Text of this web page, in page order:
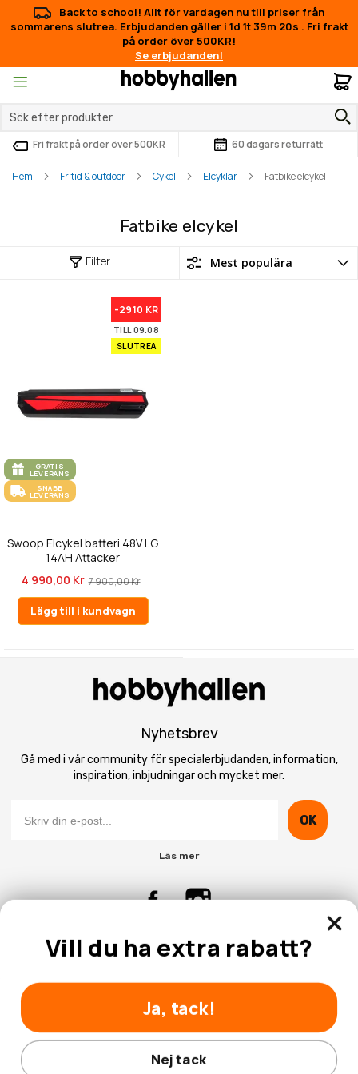
Back to school! Allt för vardagen nu till priser från
sommarens slutrea. Erbjudanden gäller i 1d 1t 39m 20s . Fri frakt
på order över 500KR!
Se erbjudanden!
Fri frakt på order över 500KR 60 dagars returrätt
Hem Fritid & outdoor Cykel Elcyklar Fatbike elcykel
Fatbike elcykel
Filter
-2910 KR
TILL 09.08
SLUTREA
GRATIS
LEVERANS
SNABB
LEVERANS
Swoop Elcykel batteri 48V LG
14AH Attacker
4 990,00 Kr 7 900,00 Kr
Lägg till i kundvagn
Nyhetsbrev
Gå med i vår community för specialerbjudanden, information,
inspiration, inbjudningar och mycket mer.
OK
Läs mer
Kontakta Oss
Kundtjänst
Vill du ha extra rabatt?
Ja, tack!
Nej tack